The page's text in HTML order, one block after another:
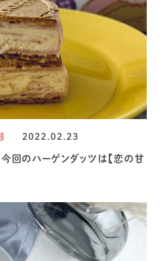
2022.02.23
回のハーゲンダッツは【恋の甘